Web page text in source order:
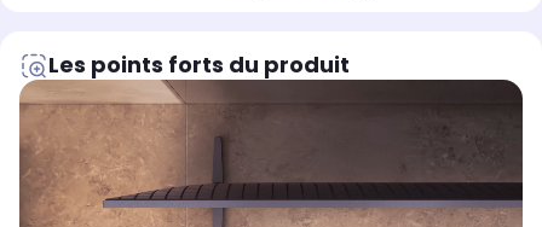
Les points forts du produit